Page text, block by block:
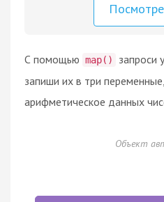
С помощью map()
запроси
запиши их в три
арифметическое данных
Объект